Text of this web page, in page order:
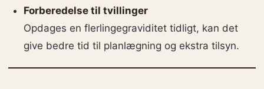
Forberedelse til tvillinger
Opdages en flerlingegraviditet tidligt, kan det
give bedre tid til planlægning og ekstra tilsyn.